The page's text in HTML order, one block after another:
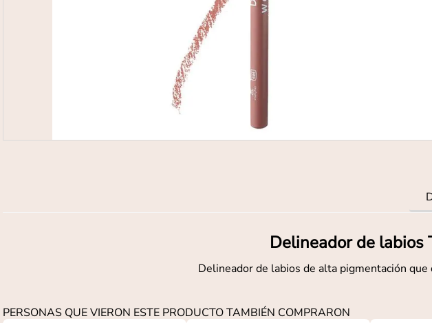
Delineador de labios
Delineador de labios de alta pigmentación
PERSONAS QUE VIERON ESTE PRODUCTO TAMBIÉN COMPRARON